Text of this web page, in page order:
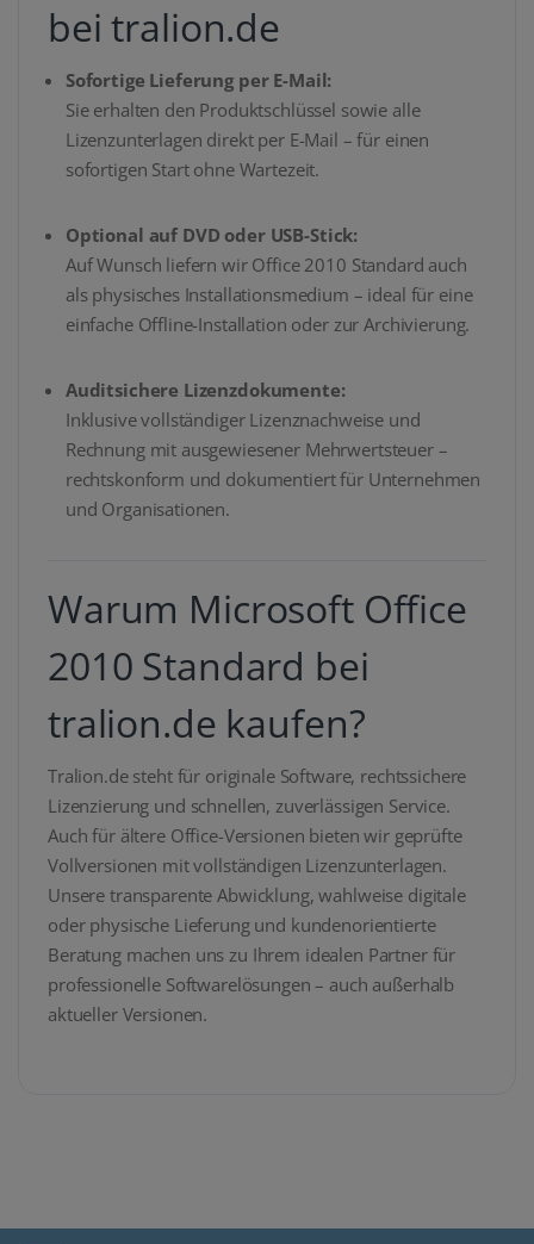
bei tralion.de
Sofortige Lieferung per E-Mail:
Sie erhalten den Produktschlüssel sowie alle
Lizenzunterlagen direkt per E-Mail – für einen
sofortigen Start ohne Wartezeit.
Optional auf DVD oder USB-Stick:
Auf Wunsch liefern wir Office 2010 Standard auch
als physisches Installationsmedium – ideal für eine
einfache Offline-Installation oder zur Archivierung.
Auditsichere Lizenzdokumente:
Inklusive vollständiger Lizenznachweise und
Rechnung mit ausgewiesener Mehrwertsteuer –
rechtskonform und dokumentiert für Unternehmen
und Organisationen.
Warum Microsoft Office
2010 Standard bei
tralion.de kaufen?
Tralion.de steht für originale Software, rechtssichere
Lizenzierung und schnellen, zuverlässigen Service.
Auch für ältere Office-Versionen bieten wir geprüfte
Vollversionen mit vollständigen Lizenzunterlagen.
Unsere transparente Abwicklung, wahlweise digitale
oder physische Lieferung und kundenorientierte
Beratung machen uns zu Ihrem idealen Partner für
professionelle Softwarelösungen – auch außerhalb
aktueller Versionen.